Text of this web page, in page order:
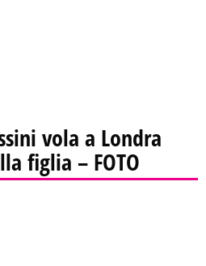
vola a Londra
figlia – FOTO